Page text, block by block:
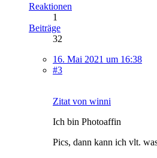
Reaktionen
1
Beiträge
32
16. Mai 2021 um 16:38
#3
Zitat von winni
Ich bin Photoaffin
Pics, dann kann ich vlt.